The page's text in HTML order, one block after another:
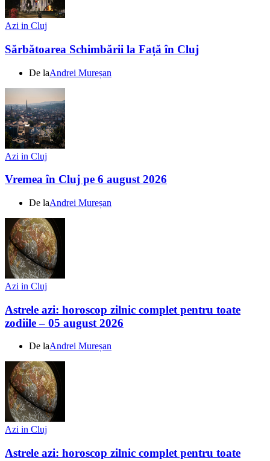
Azi in Cluj
Sărbătoarea Schimbării la Față în Cluj
De laAndrei Mureșan
Azi in Cluj
Vremea în Cluj pe 6 august 2026
De laAndrei Mureșan
Azi in Cluj
Astrele azi: horoscop zilnic complet pentru toate
zodiile – 05 august 2026
De laAndrei Mureșan
Azi in Cluj
Astrele azi: horoscop zilnic complet pentru toate